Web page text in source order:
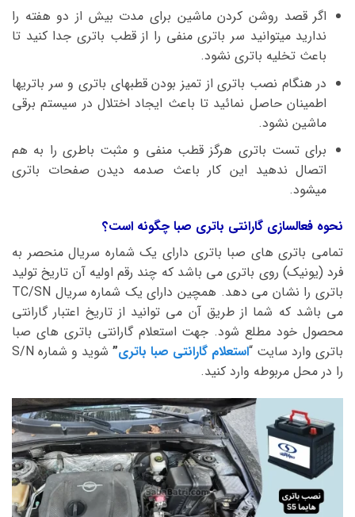
اگر قصد روشن کردن ماشین برای مدت بیش از دو هفته را
ندارید میتوانید سر باتری منفی را از قطب باتری جدا کنید تا
باعث تخلیه باتری نشود.
در هنگام نصب باتری از تمیز بودن قطبهای باتری و سر باتریها
اطمینان حاصل نمائید تا باعث ایجاد اختلال در سیستم برقی
ماشین نشود.
برای تست باتری هرگز قطب منفی و مثبت باطری را به هم
اتصال ندهید این کار باعث صدمه دیدن صفحات باتری
میشود.
نحوه فعالسازی گارانتی باتری صبا چگونه است؟
تمامی باتری های صبا باتری دارای یک شماره سریال منحصر به
فرد (یونیک) روی باتری می باشد که چند رقم اولیه آن تاریخ تولید
باتری را نشان می دهد. همچین دارای یک شماره سریال TC/SN
می باشد که شما از طریق آن می توانید از تاریخ اعتبار گارانتی
محصول خود مطلع شود. جهت استعلام گارانتی باتری های صبا
باتری وارد سایت “استعلام گارانتی صبا باتری”
شوید و شماره S/N
را در محل مربوطه وارد کنید.